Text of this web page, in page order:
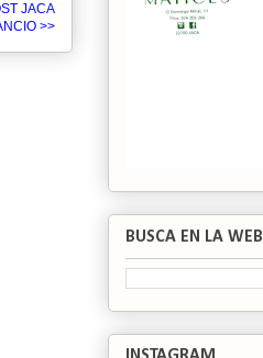
JACA
>>
BUSCA EN LA WEB